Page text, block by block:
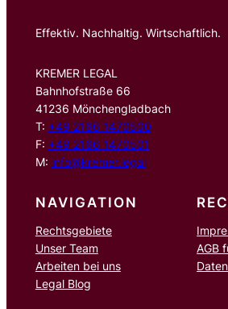
Effektiv. Nachhaltig. Wirtschaftlich.
KREMER LEGAL
Bahnhofstraße 66
41236 Mönchengladbach
T: +49 2166 1470500
F: +49 2166 1470501
M: info@kremer.legal
NAVIGATION
Rechtsgebiete
Unser Team
Arbeiten bei uns
Legal Blog
AGB